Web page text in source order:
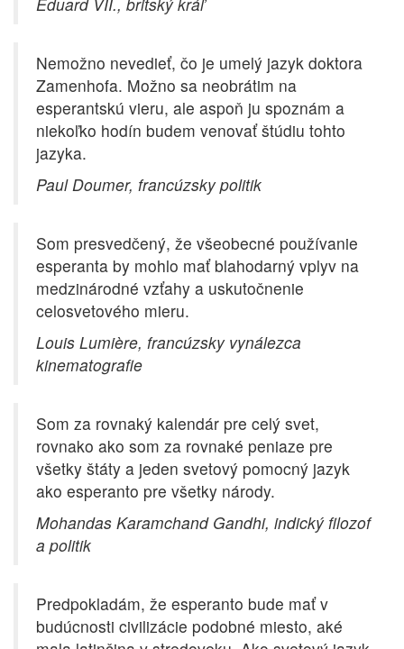
Nemožno nevedieť, čo je umelý jazyk doktora
Zamenhofa. Možno sa neobrátim na
esperantskú vieru, ale aspoň ju spoznám a
niekoľko hodín budem venovať štúdiu tohto
jazyka.
Paul Doumer, francúzsky politik
Som presvedčený, že všeobecné používanie
esperanta by mohlo mať blahodarný vplyv na
medzinárodné vzťahy a uskutočnenie
celosvetového mieru.
Louis Lumière, francúzsky vynálezca
kinematografie
Som za rovnaký kalendár pre celý svet,
rovnako ako som za rovnaké peniaze pre
všetky štáty a jeden svetový pomocný jazyk
ako esperanto pre všetky národy.
Mohandas Karamchand Gandhi, indický filozof
a politik
Predpokladám, že esperanto bude mať v
budúcnosti civilizácie podobné miesto, aké